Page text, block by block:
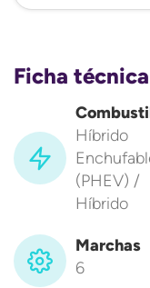
Ficha técnica
Híbrido
(PHEV) /
Híbrido
Marchas
6